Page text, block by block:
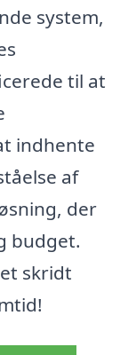
system,
til at
indhente
af
der
budget.
skridt